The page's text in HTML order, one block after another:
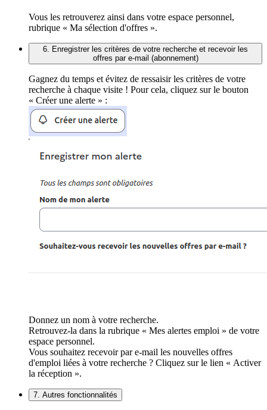
Vous les retrouverez ainsi dans votre espace personnel,
rubrique « Ma sélection d'offres ».
6. Enregistrer les critères de votre recherche et recevoir les
offres par e-mail (abonnement)
Gagnez du temps et évitez de ressaisir les critères de votre
recherche à chaque visite ! Pour cela, cliquez sur le bouton
« Créer une alerte » :
Donnez un nom à votre recherche.
Retrouvez-la dans la rubrique « Mes alertes emploi » de votre
espace personnel.
Vous souhaitez recevoir par e-mail les nouvelles offres
d'emploi liées à votre recherche ? Cliquez sur le lien « Activer
la réception ».
7. Autres fonctionnalités